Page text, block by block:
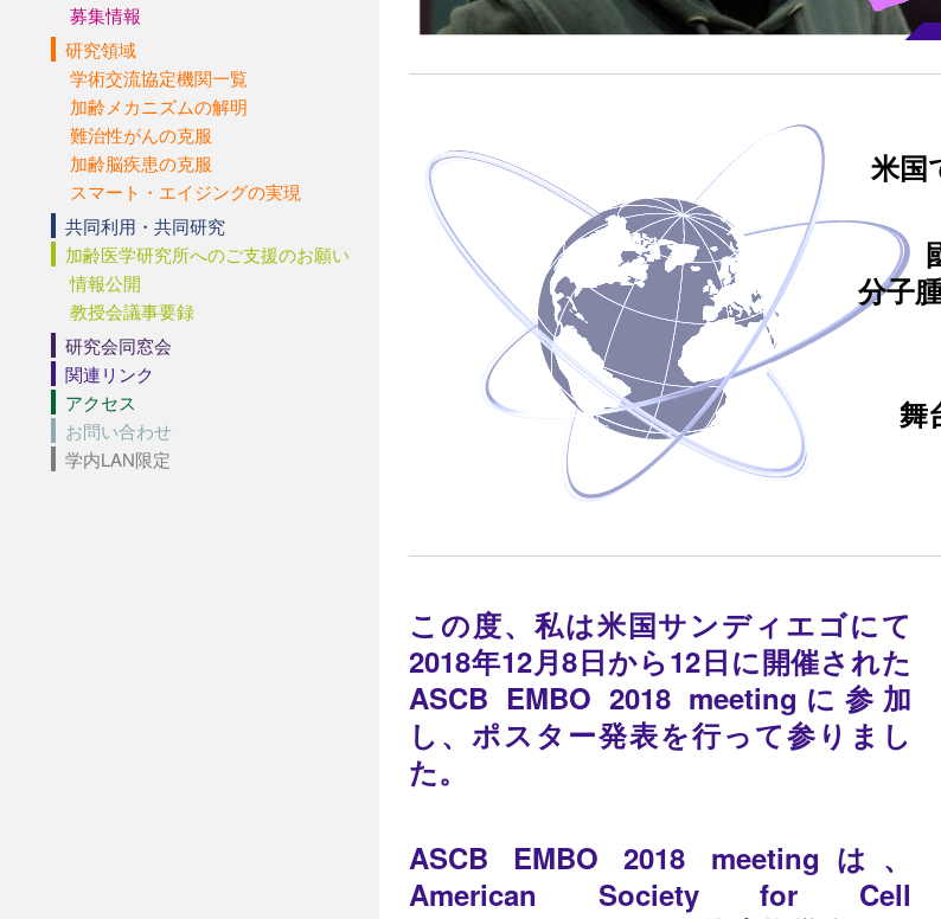
米国
分子
舞
この度、私は米国サンディエゴにて
2018年12月8日から12日に開催された
ASCB EMBO 2018 meetingに参加
し、ポスター発表を行って参りまし
た。
ASCB EMBO 2018 meetingは、
American Society for Cell
募集情報
研究領域
学術交流協定機関一覧
加齢メカニズムの解明
難治性がんの克服
加齢脳疾患の克服
スマート・エイジングの実現
共同利用・共同研究
加齢医学研究所へのご支援のお願い
情報公開
教授会議事要録
研究会同窓会
関連リンク
アクセス
お問い合わせ
学内LAN限定